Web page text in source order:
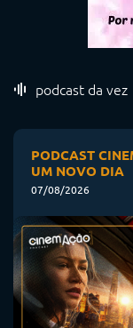
podcast da vez
PODCAST
UM NOVO DIA
07/08/2026